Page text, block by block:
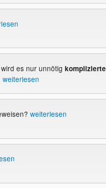
es nur unnötig komplizierte
weiterlesen
weiterlesen